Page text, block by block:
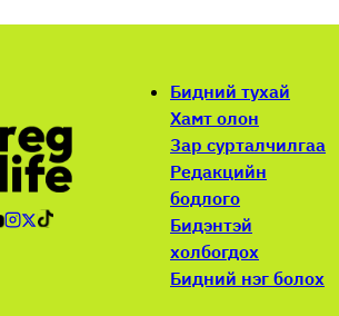
Бидний тухай
Хамт олон
Зар сурталчилгаа
Редакцийн
бодлого
Бидэнтэй
холбогдох
Бидний нэг болох